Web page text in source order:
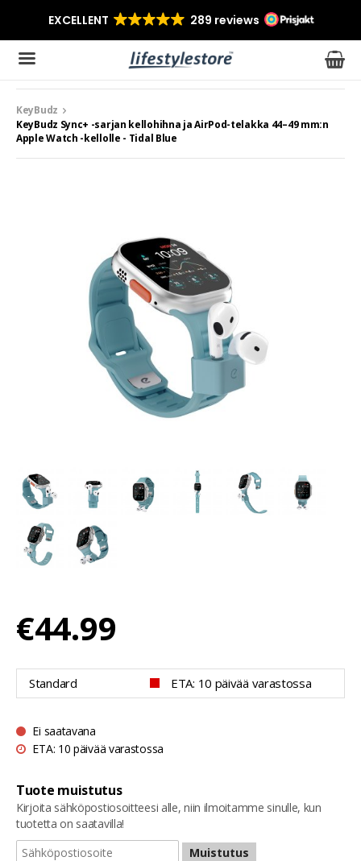
KeyBudz
KeyBudz Sync+ -sarjan kellohihna ja AirPod-telakka 44–49 mm:n
Apple Watch -kellolle - Tidal Blue
€44.99
Standard ETA: 10 päivää varastossa
Ei saatavana
ETA: 10 päivää varastossa
Tuote muistutus
Kirjoita sähköpostiosoitteesi alle, niin ilmoitamme sinulle, kun
tuotetta on saatavilla!
Muistutus